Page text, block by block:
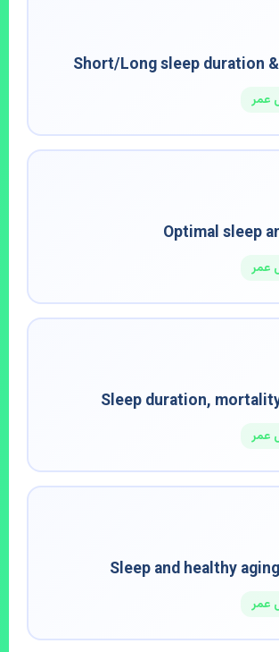
Short/Long sleep duration
عمر
Optimal sleep
عمر
Sleep duration,
عمر
Sleep and healthy
عمر